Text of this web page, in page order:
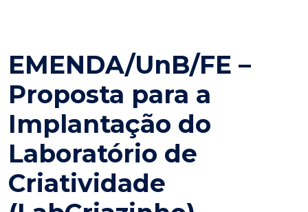
EMENDA/UnB/FE –
Proposta para a
Implantação do
Laboratório de
Criatividade